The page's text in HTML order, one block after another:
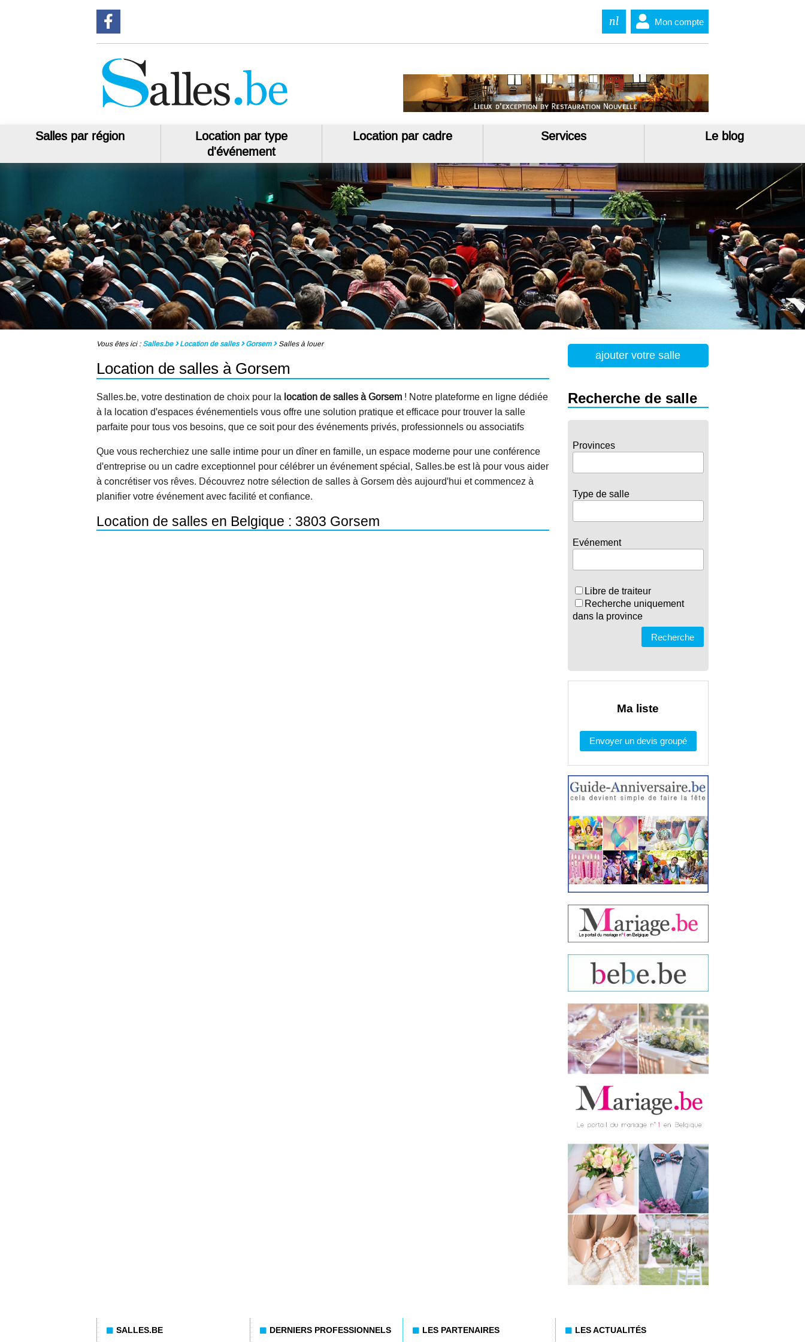
nl Mon compte
Salles par région
Location par type
d'événement
Location par cadre Services Le blog
Vous êtes ici : Salles.be Location de salles Gorsem Salles à louer
Location de salles à Gorsem
Salles.be, votre destination de choix pour la location de salles à Gorsem ! Notre plateforme en ligne dédiée
à la location d'espaces événementiels vous offre une solution pratique et efficace pour trouver la salle
parfaite pour tous vos besoins, que ce soit pour des événements privés, professionnels ou associatifs
Que vous recherchiez une salle intime pour un dîner en famille, un espace moderne pour une conférence
d'entreprise ou un cadre exceptionnel pour célébrer un événement spécial, Salles.be est là pour vous aider
à concrétiser vos rêves. Découvrez notre sélection de salles à Gorsem dès aujourd'hui et commencez à
planifier votre événement avec facilité et confiance.
Location de salles en Belgique : 3803 Gorsem
ajouter votre salle
Recherche de salle
Provinces
Type de salle
Evénement
Libre de traiteur
Recherche uniquement
dans la province
Recherche
Ma liste
Envoyer un devis groupé
SALLES.BE DERNIERS PROFESSIONNELS LES PARTENAIRES LES ACTUALITÉS